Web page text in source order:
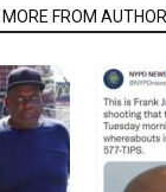
MORE FROM AUTHOR